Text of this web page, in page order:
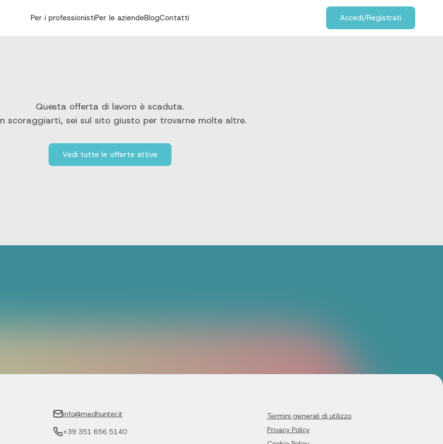
Per i professionistiPer le aziendeBlogContatti Accedi/Registrati
Questa offerta di lavoro è scaduta.
scoraggiarti, sei sul sito giusto per trovarne molte altre.
Vedi tutte le offerte attive
info@medhunter.it
+39 351 656 5140
Termini generali di utilizzo
Privacy Policy